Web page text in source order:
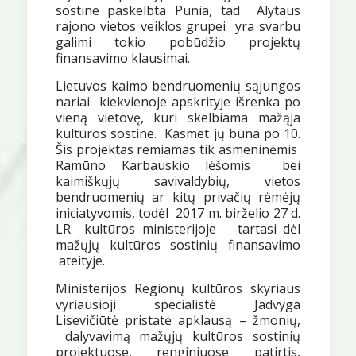
sostine paskelbta Punia, tad Alytaus
rajono vietos veiklos grupei yra svarbu
galimi tokio pobūdžio projektų
finansavimo klausimai.
Lietuvos kaimo bendruomenių sąjungos
nariai kiekvienoje apskrityje išrenka po
vieną vietovę, kuri skelbiama mažąja
kultūros sostine. Kasmet jų būna po 10.
Šis projektas remiamas tik asmeninėmis
Ramūno Karbauskio lėšomis bei
kaimiškųjų savivaldybių, vietos
bendruomenių ar kitų privačių rėmėjų
iniciatyvomis, todėl 2017 m. birželio 27 d.
LR kultūros ministerijoje tartasi dėl
mažųjų kultūros sostinių finansavimo
ateityje.
Ministerijos Regionų kultūros skyriaus
vyriausioji specialistė Jadvyga
Lisevičiūtė pristatė apklausą – žmonių,
dalyvavimą mažųjų kultūros sostinių
projektuose, renginiuose patirtis,